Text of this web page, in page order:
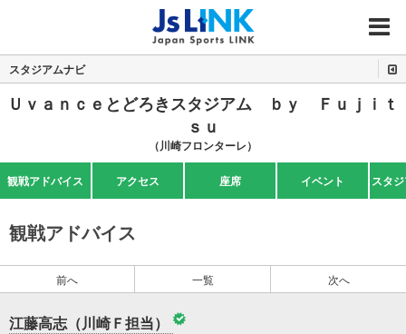
MENU
スタジアムナビ
Ｕｖａｎｃｅとどろきスタジアム ｂｙ Ｆｕｊｉｔ
ｓｕ
（川崎フロンターレ）
観戦アドバイス アクセス 座席 イベント スタ
観戦アドバイス
前へ 一覧 次へ
江藤高志（川崎Ｆ担当）